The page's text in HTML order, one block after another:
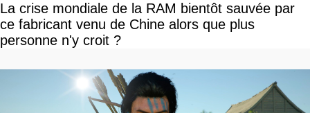
La crise mondiale de la RAM bientôt sauvée par
ce fabricant venu de Chine alors que plus
personne n'y croit ?